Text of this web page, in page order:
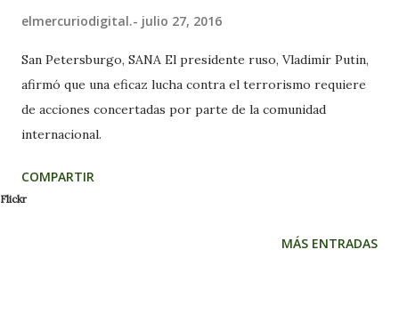
elmercuriodigital.- julio 27, 2016
San Petersburgo, SANA El presidente ruso, Vladimir Putin,
afirmó que una eficaz lucha contra el terrorismo requiere
de acciones concertadas por parte de la comunidad
internacional.
COMPARTIR
MÁS ENTRADAS
Flickr